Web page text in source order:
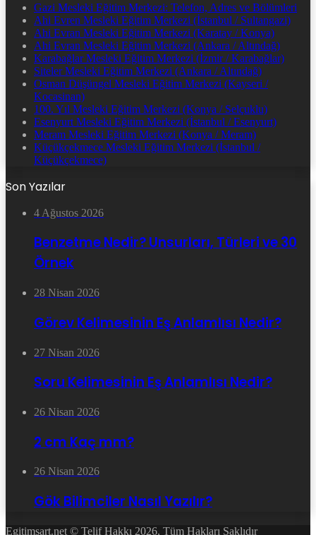
Gazi Mesleki Eğitim Merkezi: Telefon, Adres ve Bölümleri
Ahi Evren Mesleki Eğitim Merkezi (İstanbul / Sultangazi)
Ahi Evran Mesleki Eğitim Merkezi (Karatay / Konya)
Ahi Evran Mesleki Eğitim Merkezi (Ankara / Altındağ)
Karabağlar Mesleki Eğitim Merkezi (İzmir / Karabağlar)
Siteler Mesleki Eğitim Merkezi (Ankara / Altındağ)
Osman Düşüngel Mesleki Eğitim Merkezi (Kayseri /
Kocasinan)
100. Yıl Mesleki Eğitim Merkezi (Konya / Selçuklu)
Esenyurt Mesleki Eğitim Merkezi (İstanbul / Esenyurt)
Meram Mesleki Eğitim Merkezi (Konya / Meram)
Küçükçekmece Mesleki Eğitim Merkezi (İstanbul /
Küçükçekmece)
Son Yazılar
4 Ağustos 2026
Benzetme Nedir? Unsurları, Türleri ve 30
Örnek
28 Nisan 2026
Görev Kelimesinin Eş Anlamlısı Nedir?
27 Nisan 2026
Soru Kelimesinin Eş Anlamlısı Nedir?
26 Nisan 2026
2 cm Kaç mm?
26 Nisan 2026
Gök Bilimciler Nasıl Yazılır?
Egitimsart.net © Telif Hakkı 2026, Tüm Hakları Saklıdır